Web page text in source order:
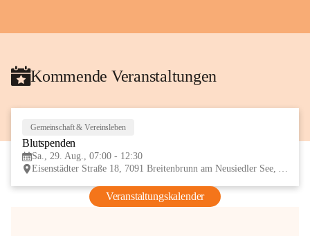
Kommende Veranstaltungen
Gemeinschaft & Vereinsleben
Blutspenden
Sa., 29. Aug., 07:00 - 12:30
Eisenstädter Straße 18, 7091 Breitenbrunn am Neusiedler See, AUT
Veranstaltungskalender